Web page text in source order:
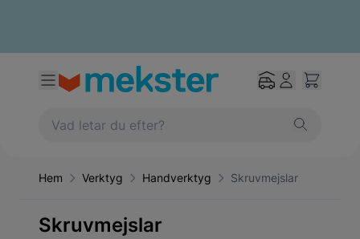
Hem Verktyg Handverktyg Skruvmejslar
Skruvmejslar